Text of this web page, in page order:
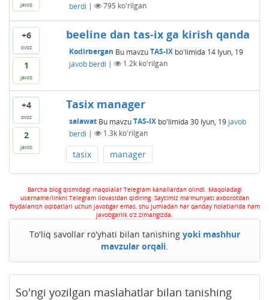
javob
berdi | 795 ko'rilgan
+6
ovoz
1
javob
beeline dan tas-ix ga kirish qanda
Kodirbergan Bu mavzuTAS-IXbo'limida 14 Iyun, 19
javob berdi | 1.2kko'rilgan
+4
ovoz
2
javob
Tasix manager
salawat Bu mavzuTAS-IXbo'limida 30 Iyun, 19 javob
berdi | 1.3kko'rilgan
tasix manager
Barcha blog qismidagi maqolalar Telegram kanallardan olindi. Maqoladagi
username/linkni Telegram ilovasidan qidiring. Saytimiz ma'muriyati axborotdan
foydalanish oqibatlari uchun javobgar emas, shu jumladan har qanday holatlarida ham
javobgarlik o'z zimangizda.
To'liq savollar ro'yhati bilan tanishing yoki mashhur
mavzular orqali
So'ngi yozilgan maslahatlar bilan tanishing